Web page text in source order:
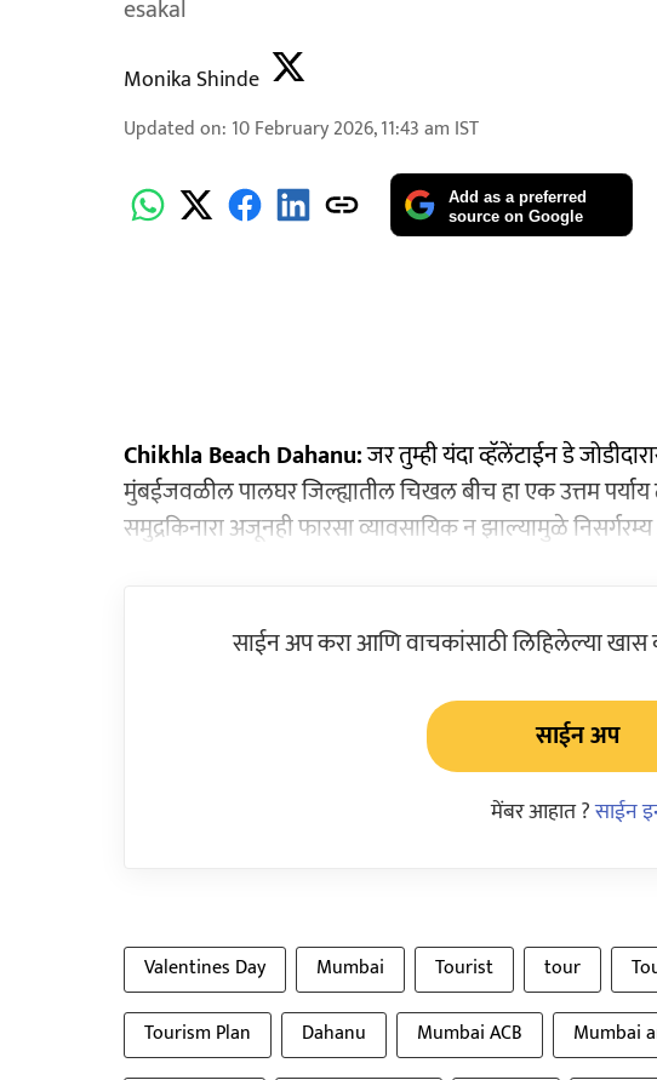
esakal
Monika Shinde
Updated on: 10 February 2026, 11:43 am IST
Add as a preferred
source on Google
Chikhla Beach Dahanu:जर तुम्ही यंदा व्हॅलेंटाईन डे
मुंबईजवळील पालघर जिल्ह्यातील चिखल बीच हा एक उत्तम
समुद्रकिनारा अजूनही फारसा व्यावसायिक न झाल्यामुळे
साईन अप करा आणि वाचकांसाठी लिहिलेल्या खास
साईन अप
मेंबर आहात ?साईन
Valentines Day Mumbai Tourist tour
Tourism Plan
Dahanu Mumbai ACB Mumbai